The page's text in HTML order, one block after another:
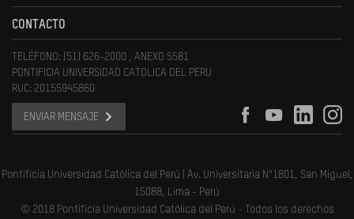
CONTACTO
TELÉFONO: (51) 626-2000 , ANEXO 5581
PONTIFICIA UNIVERSIDAD CATOLICA DEL PERU
RUC: 20155945860
ENVIAR MENSAJE
Pontificia Universidad Católica del Perú | Av. Universitaria N°1801, San Miguel,
15088, Lima - Perú
© 2018 Pontificia Universidad Católica del Perú - Todos los derechos